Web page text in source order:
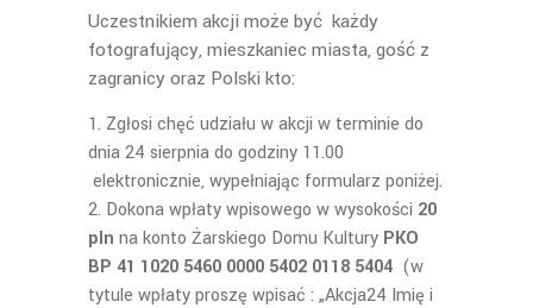
Uczestnikiem akcji może być każdy
fotografujący, mieszkaniec miasta, gość z
zagranicy oraz Polski kto:
Zgłosi chęć udziału w akcji w terminie do
dnia 24 sierpnia do godziny 11.00
elektronicznie, wypełniając formularz poniżej.
Dokona wpłaty wpisowego w wysokości 20
pln na konto Żarskiego Domu Kultury PKO
BP 41 1020 5460 0000 5402 0118 5404 (w
tytule wpłaty proszę wpisać : „Akcja24 Imię i